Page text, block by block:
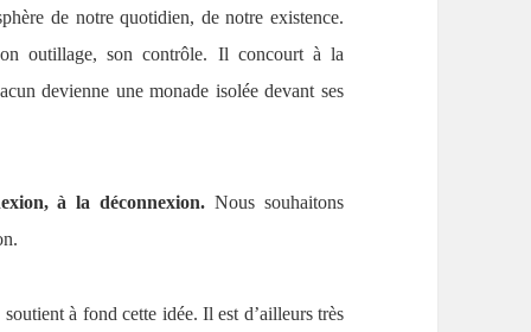
de notre quotidien, de notre existence.
outillage, son contrôle. Il concourt à la
devienne une monade isolée devant ses
à la déconnexion.Nous souhaitons
à fond cette idée. Il est d’ailleurs très